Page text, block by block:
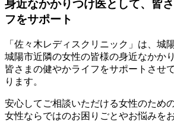
身近なかかりつけ医として、皆
フをサポート
「佐々木レディスクリニック」は、城
城陽市近隣の女性の皆様の身近なかか
皆さまの健やかライフをサポートさせ
ります。
安心してご相談いただける女性のため
女性ならではのお困りごとやお悩みを